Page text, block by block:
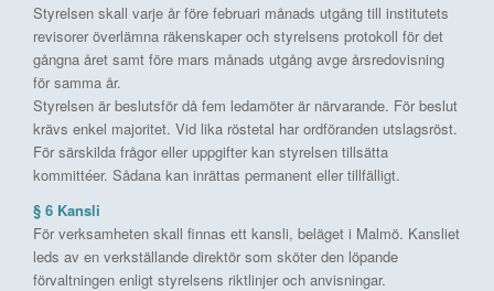
Styrelsen skall varje år före februari månads utgång till institutets
revisorer överlämna räkenskaper och styrelsens protokoll för det
gångna året samt före mars månads utgång avge årsredovisning
för samma år.
Styrelsen är beslutsför då fem ledamöter är närvarande. För beslut
krävs enkel majoritet. Vid lika röstetal har ordföranden utslagsröst.
För särskilda frågor eller uppgifter kan styrelsen tillsätta
kommittéer. Sådana kan inrättas permanent eller tillfälligt.
§ 6 Kansli
För verksamheten skall finnas ett kansli, beläget i Malmö. Kansliet
leds av en verkställande direktör som sköter den löpande
förvaltningen enligt styrelsens riktlinjer och anvisningar.